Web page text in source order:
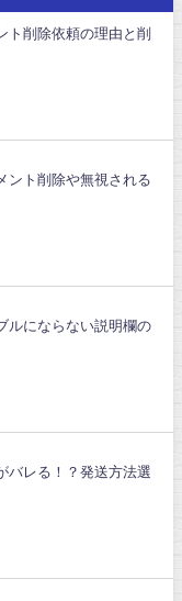
ト削除依頼の理由と削
ント削除や無視される
ルにならない説明欄の
バレる！？発送方法選